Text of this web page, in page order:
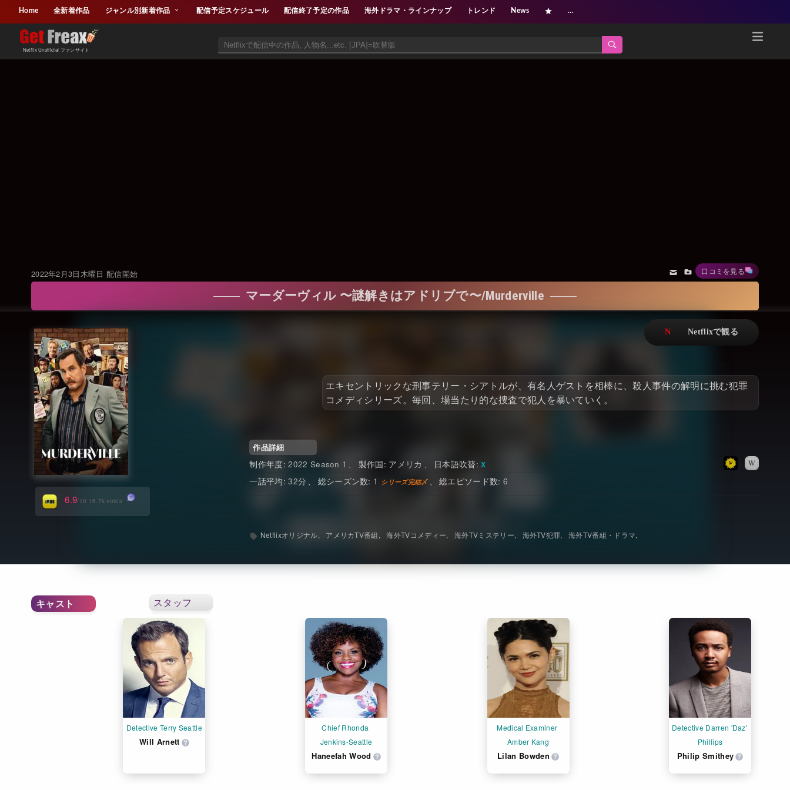
Home 全新着作品 ジャンル別新着作品 配信予定スケジュール 配信終了予定の作品 海外ドラマ・ラインナップ トレンド News …
Netflix Unofficial ファンサイト
Netflix新着作品
アジア映画
ドキュメンタリー
Netflixオリジナル作品
日本語吹替対応作品
その他の国のTV番組
Watchlistへ
Netflix Video
Netflix 吹替版作品
Netflix 高い評価の海外作品
みんなの作品レビュー
Netflixコース別料金プラン
2022年2月3日木曜日 配信開始 口コミを見る
マーダーヴィル 〜謎解きはアドリブで〜/Murderville
エキセントリックな刑事テリー・シアトルが、有名人ゲストを相棒に、殺人事件の解明に挑む犯罪
コメディシリーズ。毎回、場当たり的な捜査で犯人を暴いていく。
作品詳細
2022 Season 1
アメリカ
日本語吹替
32
1 6
6.9/10 16.7k votes
スタッフ
キャスト
Detective Terry Seattle
Will Arnett
Chief Rhonda
Jenkins-Seattle
Haneefah Wood
Medical Examiner
Amber Kang
Lilan Bowden
Detective Darren 'Daz'
Phillips
Philip Smithey
Netflixオリジナル アメリカTV番組 海外TVコメディー 海外TVミステリー 海外TV犯罪 海外TV番組・ドラマ